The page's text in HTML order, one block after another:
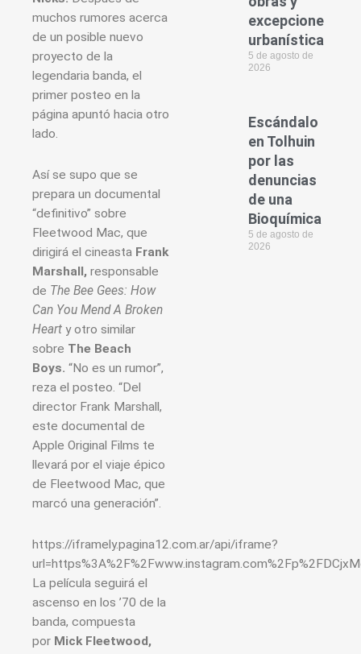
muchos rumores acerca
de un posible nuevo
proyecto de la
legendaria banda, el
primer posteo en la
página apuntó hacia otro
lado.
Así se supo que se
prepara un documental
“definitivo” sobre
Fleetwood Mac, que
dirigirá el cineasta Frank
Marshall, responsable
de The Bee Gees: How
Can You Mend A Broken
Heart y otro similar
sobre The Beach
Boys. “No es un rumor”,
reza el posteo. “Del
director Frank Marshall,
este documental de
Apple Original Films te
llevará por el viaje épico
de Fleetwood Mac, que
marcó una generación”.
https://iframely.pagina12.com.ar/api/iframe?
La película seguirá el
ascenso en los ’70 de la
banda, compuesta
por Mick Fleetwood,
excepciones
urbanísticas
5 de agosto de
2026
Escándalo
en Tolhuin
por las
denuncias
de una
Bioquímica
5 de agosto de
2026